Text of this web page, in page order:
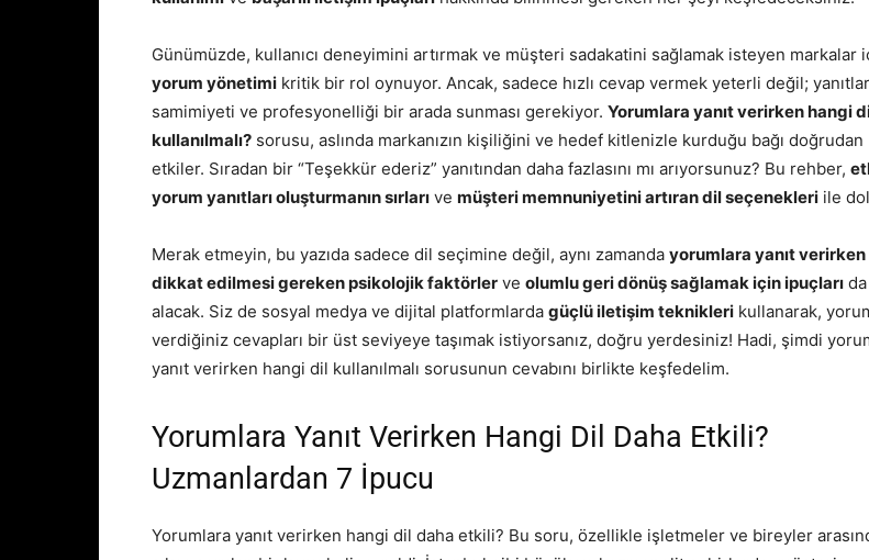
Günümüzde, kullanıcı deneyimini artırmak ve müşteri sadakatini sağlamak isteyen markalar
yorum yönetimi kritik bir rol oynuyor. Ancak, sadece hızlı cevap vermek yeterli değil;
samimiyeti ve profesyonelliği bir arada sunması gerekiyor. Yorumlara yanıt verirken hangi
kullanılmalı? sorusu, aslında markanızın kişiliğini ve hedef kitlenizle kurduğu bağı doğrudan
etkiler. Sıradan bir “Teşekkür ederiz” yanıtından daha fazlasını mı arıyorsunuz? Bu rehber,
yorum yanıtları oluşturmanın sırları ve müşteri memnuniyetini artıran dil seçenekleri ile
Merak etmeyin, bu yazıda sadece dil seçimine değil, aynı zamanda yorumlara yanıt verirken
dikkat edilmesi gereken psikolojik faktörler ve olumlu geri dönüş sağlamak için ipuçları
alacak. Siz de sosyal medya ve dijital platformlarda güçlü iletişim teknikleri kullanarak,
verdiğiniz cevapları bir üst seviyeye taşımak istiyorsanız, doğru yerdesiniz! Hadi, şimdi
yanıt verirken hangi dil kullanılmalı sorusunun cevabını birlikte keşfedelim.
Yorumlara Yanıt Verirken Hangi Dil Daha Etkili?
Uzmanlardan 7 İpucu
Yorumlara yanıt verirken hangi dil daha etkili? Bu soru, özellikle işletmeler ve bireyler